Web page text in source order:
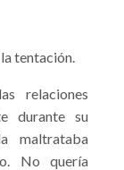
tentación.
relaciones
durante su
maltrataba
No quería